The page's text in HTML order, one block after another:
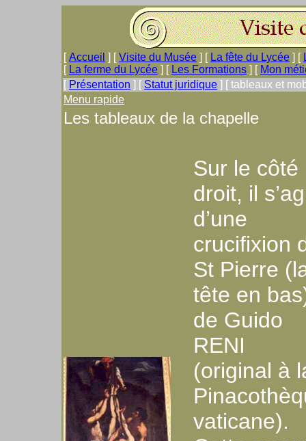
[Accueil ] [Visite du Musée ] [ La fête du Lycée ] [
[ La ferme du Lycée ] [ Les Formations ] [ Mon
[ Présentation ] [ Statut juridique ] [ tableaux et
Menu rapide
Les tableaux de la chapelle
Sur le côté
droit, il
d’une
crucifixion
St Pierre
tête en
de Guido
RENI
(original à
vaticane).